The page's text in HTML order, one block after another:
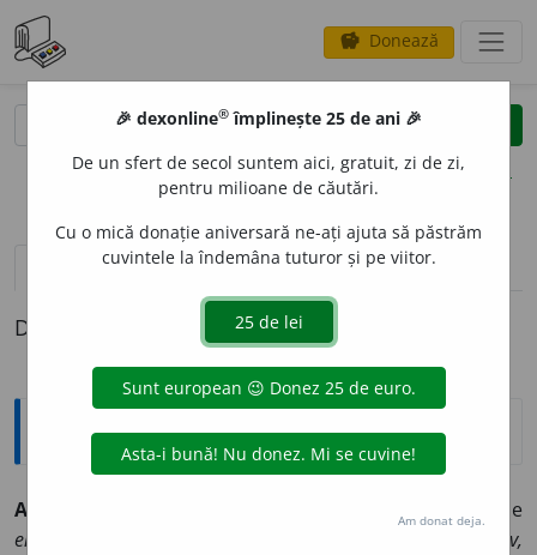
savings Donează
clear
opțiuni
definiții (1) pronunțievolume_up (11)
Definiția cu ID-ul 895850:
Jargon
AFECT
):în sintagmele
enunțiativă afectivă, interogativă afectivă, limbaj afectiv,
🎉 dexonline® împlinește 25 de ani 🎉
De un sfert de secol suntem aici, gratuit, zi de zi,
pentru milioane de căutări.
Cu o mică donație aniversară ne-ați ajuta să păstrăm
cuvintele la îndemâna tuturor și pe viitor.
Am donat deja.